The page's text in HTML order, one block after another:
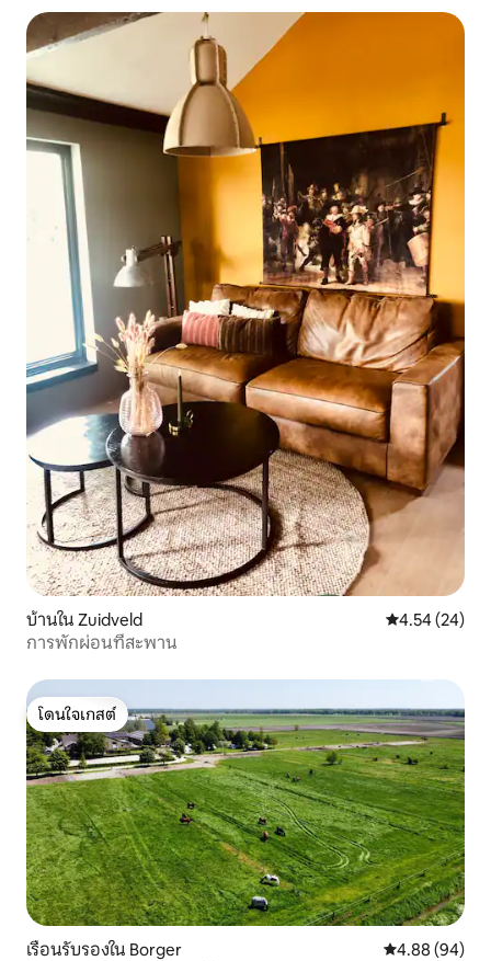
บ้านใน Zuidveld คะแนนเฉลี่ย
4.54 (24)
การพักผ่อนที่สะพาน
โดนใจเกสต์
โดนใจเกสต์
เรือนรับรองใน Borger คะแนนเฉลี่ย
4.88 (94)